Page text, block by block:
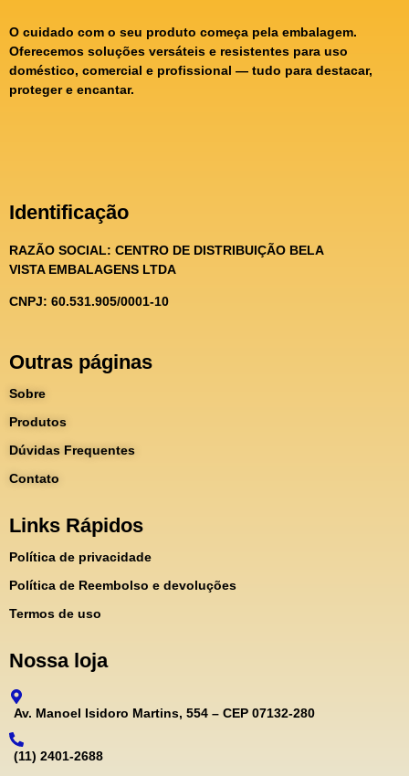
O cuidado com o seu produto começa pela embalagem.
Oferecemos soluções versáteis e resistentes para uso
doméstico, comercial e profissional — tudo para destacar,
proteger e encantar.
Identificação
RAZÃO SOCIAL: CENTRO DE DISTRIBUIÇÃO BELA
VISTA EMBALAGENS LTDA
CNPJ: 60.531.905/0001-10
Outras páginas
Sobre
Produtos
Dúvidas Frequentes
Contato
Links Rápidos
Política de privacidade
Política de Reembolso e devoluções
Termos de uso
Nossa loja
Av. Manoel Isidoro Martins, 554 – CEP 07132-280
(11) 2401-2688